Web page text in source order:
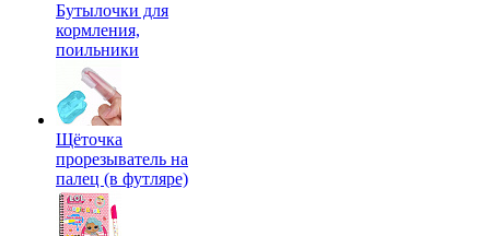
Бутылочки для
кормления,
поильники
Щёточка
прорезыватель на
палец (в футляре)